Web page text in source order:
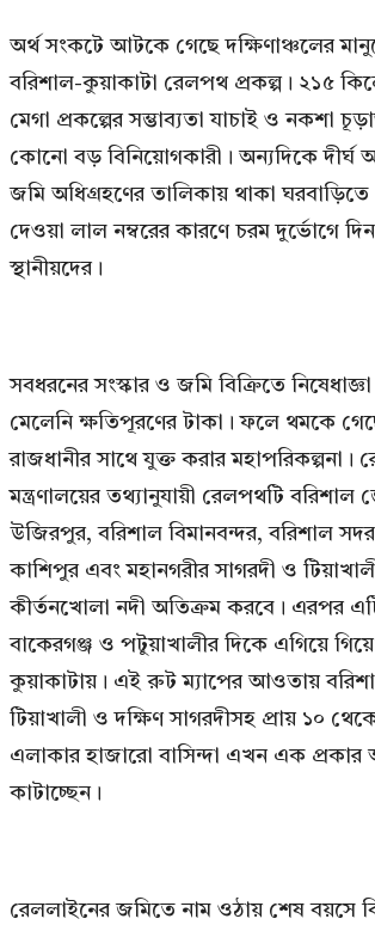
অর্থ সংকটে আটকে গেছে দক্ষিণাঞ্চলের
বরিশাল-কুয়াকাটা রেলপথ প্রকল্প। ২১৫
মেগা প্রকল্পের সম্ভাব্যতা যাচাই ও নকশা
কোনো বড় বিনিয়োগকারী। অন্যদিকে
জমি অধিগ্রহণের তালিকায় থাকা ঘরবাড়িতে
দেওয়া লাল নম্বরের কারণে চরম দুর্ভোগে
স্থানীয়দের।
সবধরনের সংস্কার ও জমি বিক্রিতে
মেলেনি ক্ষতিপূরণের টাকা। ফলে থমকে
রাজধানীর সাথে যুক্ত করার মহাপরিকল্পনা।
মন্ত্রণালয়ের তথ্যানুযায়ী রেলপথটি বরিশাল
উজিরপুর, বরিশাল বিমানবন্দর, বরিশাল
কাশিপুর এবং মহানগরীর সাগরদী ও
কীর্তনখোলা নদী অতিক্রম করবে। এরপর
বাকেরগঞ্জ ও পটুয়াখালীর দিকে এগিয়ে
কুয়াকাটায়। এই রুট ম্যাপের আওতায়
টিয়াখালী ও দক্ষিণ সাগরদীসহ প্রায় ১০
এলাকার হাজারো বাসিন্দা এখন এক
কাটাচ্ছেন।
রেললাইনের জমিতে নাম ওঠায় শেষ বয়সে